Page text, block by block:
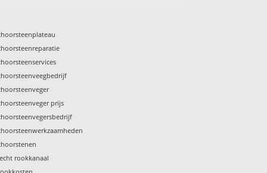
prijs
rookkanaal